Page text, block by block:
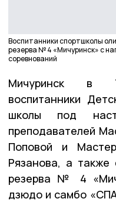
Воспитанники спортшколы
резерва № 4 «Мичуринск» с
соревнований
Мичуринск в
воспитанники
школы под
преподавателей
Поповой и
Рязанова, а также
резерва № 4
дзюдо и самбо